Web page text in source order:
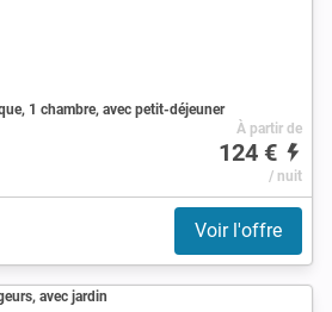
1 chambre, avec petit-déjeuner
À partir de
124 €
/ nuit
Voir l'offre